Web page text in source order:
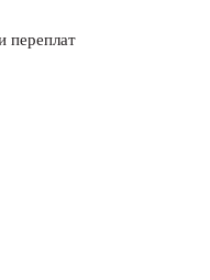
переплат